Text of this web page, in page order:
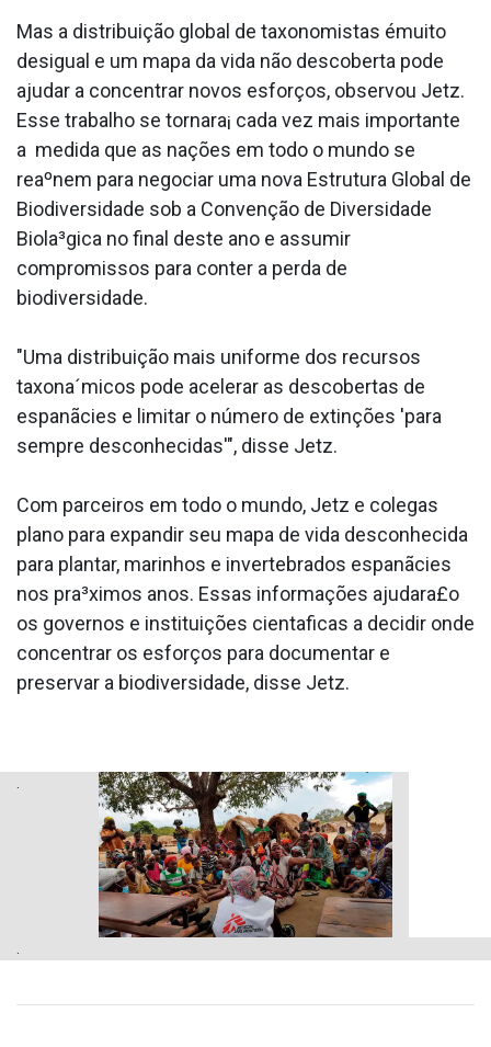
Mas a distribuição global de taxonomistas émuito
desigual e um mapa da vida não descoberta pode
ajudar a concentrar novos esforços, observou Jetz.
Esse trabalho se tornara¡ cada vez mais importante
a medida que as nações em todo o mundo se
reaºnem para negociar uma nova Estrutura Global de
Biodiversidade sob a Convenção de Diversidade
Biola³gica no final deste ano e assumir
compromissos para conter a perda de
biodiversidade.
"Uma distribuição mais uniforme dos recursos
taxona´micos pode acelerar as descobertas de
espanãcies e limitar o número de extinções 'para
sempre desconhecidas'", disse Jetz.
Com parceiros em todo o mundo, Jetz e colegas
plano para expandir seu mapa de vida desconhecida
para plantar, marinhos e invertebrados espanãcies
nos pra³ximos anos. Essas informações ajudara£o
os governos e instituições cienta­ficas a decidir onde
concentrar os esforços para documentar e
preservar a biodiversidade, disse Jetz.